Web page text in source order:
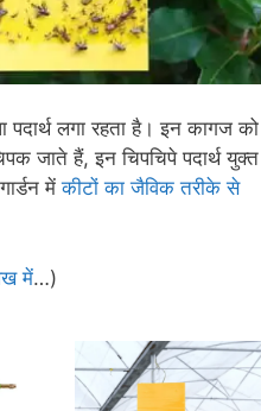
लगा रहता है। इन कागज को
जाते हैं, इन चिपचिपे पदार्थ युक्त
मेंकीटों का जैविक तरीके से
में…)